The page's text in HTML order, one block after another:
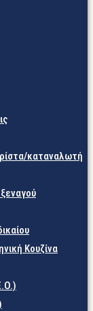
καταναλωτή
Κουζίνα